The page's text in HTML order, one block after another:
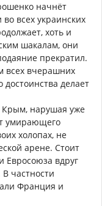
начнёт
всех украинских
хоть и
шакалам, они
прекратил.
всех вчерашних
достоинства делает
Крым, нарушая уже
умирающего
холопах, не
арене. Стоит
Евросоюза вдруг
частности
Франция и